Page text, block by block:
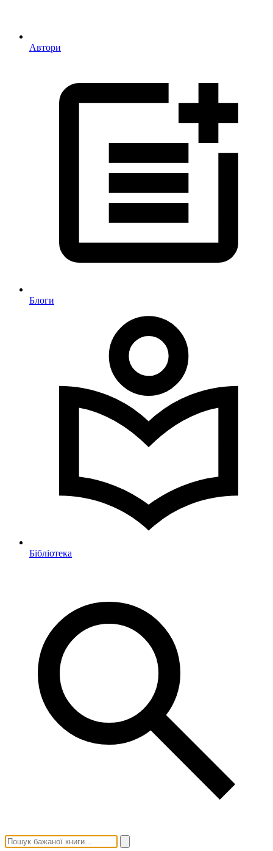
Автори
Блоги
Бібліотека